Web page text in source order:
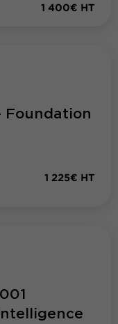
1 400€ HT
Foundation
1 225€ HT